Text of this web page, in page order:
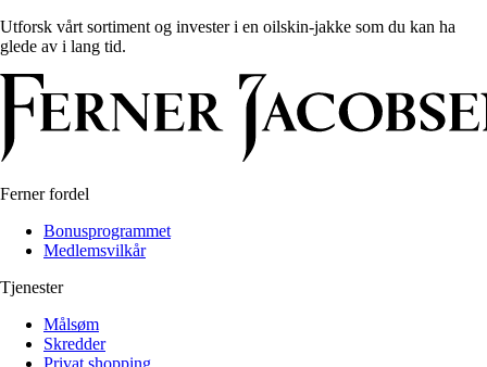
Utforsk vårt sortiment og invester i en oilskin-jakke som du kan ha
glede av i lang tid.
Ferner fordel
Bonusprogrammet
Medlemsvilkår
Tjenester
Målsøm
Skredder
Privat shopping